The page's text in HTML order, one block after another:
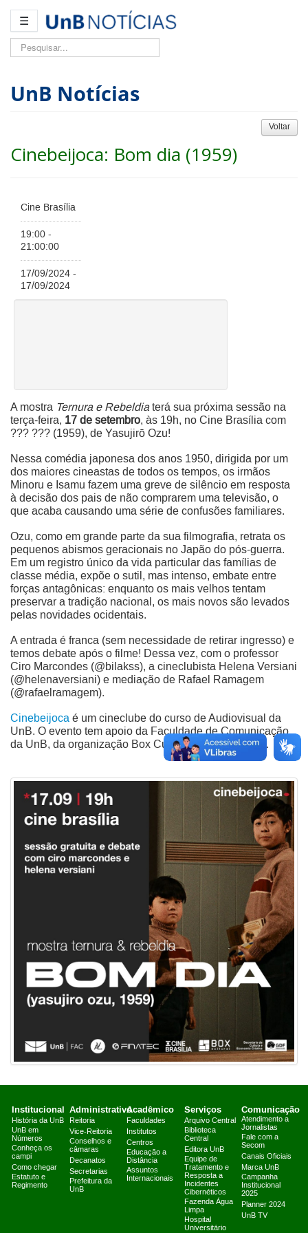
☰
Pesquisar...
UnB Notícias
Voltar
Cinebeijoca: Bom dia (1959)
Cine Brasília
19:00 -
21:00:00
17/09/2024 -
17/09/2024
A mostra Ternura e Rebeldiaterá sua próxima sessão na
terça-feira, 17 de setembro, às 19h, no Cine Brasília com
??? ??? (1959), de Yasujirō Ozu!
Nessa comédia japonesa dos anos 1950, dirigida por um
dos maiores cineastas de todos os tempos, os irmãos
Minoru e Isamu fazem uma greve de silêncio em resposta
à decisão dos pais de não comprarem uma televisão, o
que acaba causando uma série de confusões familiares.
Ozu, como em grande parte da sua filmografia, retrata os
pequenos abismos geracionais no Japão do pós-guerra.
Em um registro único da vida particular das famílias de
classe média, expõe o sutil, mas intenso, embate entre
forças antagônicas: enquanto os mais velhos tentam
preservar a tradição nacional, os mais novos são levados
pelas novidades ocidentais.
A entrada é franca (sem necessidade de retirar ingresso) e
temos debate após o filme! Dessa vez, com o professor
Ciro Marcondes (@bilakss), a cineclubista Helena Versiani
(@helenaversiani) e mediação de Rafael Ramagem
(@rafaelramagem).
Cinebeijoca é um cineclube do curso de Audiovisual da
UnB. O evento tem apoio da Faculdade de Comunicação
da UnB, da organização Box Cultural e da FINATEC.
Institucional
História da UnB
UnB em
Números
Conheça os
campi
Como chegar
Estatuto e
Regimento
Administrativo
Reitoria
Vice-Reitoria
Conselhos e
câmaras
Decanatos
Secretarias
Prefeitura da
UnB
Acadêmico
Faculdades
Institutos
Centros
Educação a
Distância
Assuntos
Internacionais
Serviços
Arquivo Central
Biblioteca
Central
Editora UnB
Equipe de
Tratamento e
Resposta a
Incidentes
Cibernéticos
Fazenda Água
Limpa
Hospital
Universitário
Comunicação
Atendimento a
Jornalistas
Fale com a
Secom
Canais Oficiais
Marca UnB
Campanha
Institucional
2025
Planner 2024
UnB TV